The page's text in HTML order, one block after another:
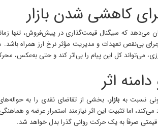
کاهشی‌ شدن بازار
می‌دهد که سیگنال قیمت‌گذاری در پیش‌فروش، تنها
بی‌نقص تعهدات و مدیریت مؤثر نرخ ارز همراه
می‌تواند کل این پیام را بی‌اثر کند و حتی به‌عکس،
اثر
بازار، بخشی از تقاضای نقدی را به
می‌کند، اما تثبیت این اثر نیازمند استمرار عرضه و
صرفاً به یک حرکت روانی گذرا بدل خواهد شد.